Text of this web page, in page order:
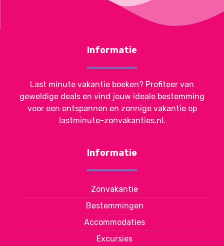
Informatie
Last minute vakantie boeken? Profiteer van
geweldige deals en vind jouw ideale bestemming
voor een ontspannen en zonnige vakantie op
lastminute-zonvakanties.nl.
Informatie
Zonvakantie
Bestemmingen
Accommodaties
Excursies